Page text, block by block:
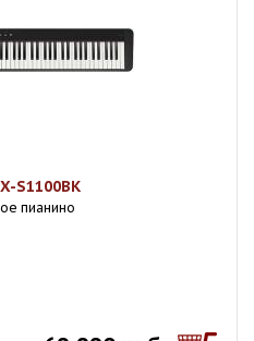
S1100BK
пианино